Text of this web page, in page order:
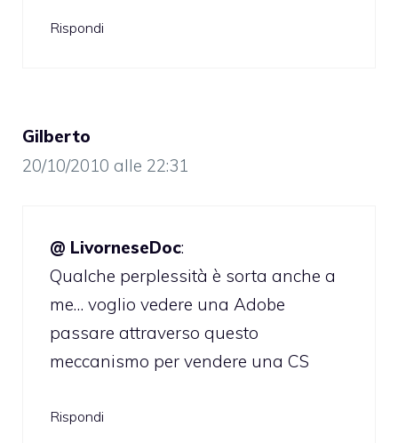
Rispondi
Gilberto
20/10/2010 alle 22:31
@ LivorneseDoc:
Qualche perplessità è sorta anche a
me… voglio vedere una Adobe
passare attraverso questo
meccanismo per vendere una CS
Rispondi